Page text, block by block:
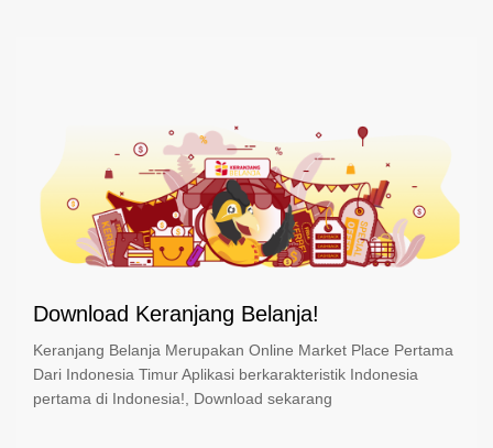
Download Keranjang Belanja!
Keranjang Belanja Merupakan Online Market Place Pertama
Dari Indonesia Timur Aplikasi berkarakteristik Indonesia
pertama di Indonesia!, Download sekarang